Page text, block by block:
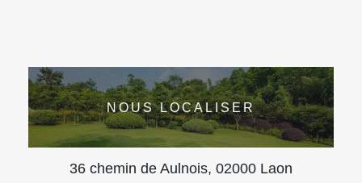
NOUS LOCALISER
36 chemin de Aulnois, 02000 Laon